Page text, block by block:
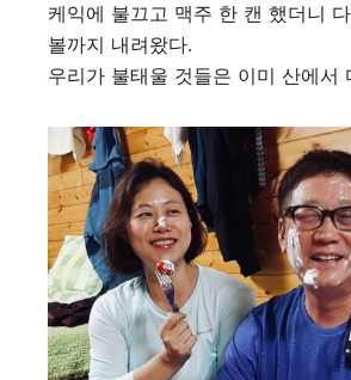
케익에 불끄고 맥주 한 캔 했더니
볼까지 내려왔다.
우리가 불태울 것들은 이미 산에서